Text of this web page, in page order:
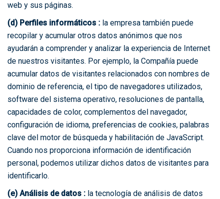
web y sus páginas.
(d) Perfiles informáticos : la empresa también puede
recopilar y acumular otros datos anónimos que nos
ayudarán a comprender y analizar la experiencia de Internet
de nuestros visitantes. Por ejemplo, la Compañía puede
acumular datos de visitantes relacionados con nombres de
dominio de referencia, el tipo de navegadores utilizados,
software del sistema operativo, resoluciones de pantalla,
capacidades de color, complementos del navegador,
configuración de idioma, preferencias de cookies, palabras
clave del motor de búsqueda y habilitación de JavaScript.
Cuando nos proporciona información de identificación
personal, podemos utilizar dichos datos de visitantes para
identificarlo.
(e) Análisis de datos : la tecnología de análisis de datos